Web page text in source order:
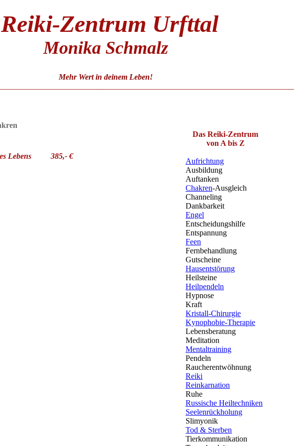
Reiki-Zentrum Urfttal
Monika Schmalz
Mehr Wert in deinem Leben!
Lebens
385,- €
Das Reiki-Zentrum
von A bis Z
Aufrichtung
Ausbildung
Auftanken
Chakren-Ausgleich
Channeling
Dankbarkeit
Engel
Entscheidungshilfe
Entspannung
Feen
Fernbehandlung
Gutscheine
Hausentstörung
Heilsteine
Heilpendeln
Hypnose
Kraft
Kristall-Chirurgie
Kynophobie-Therapie
Lebensberatung
Meditation
Mentaltraining
Pendeln
Raucherentwöhnung
Reiki
Reinkarnation
Ruhe
Russische Heiltechniken
Seelenrückholung
Slimyonik
Tod & Sterben
Tierkommunikation